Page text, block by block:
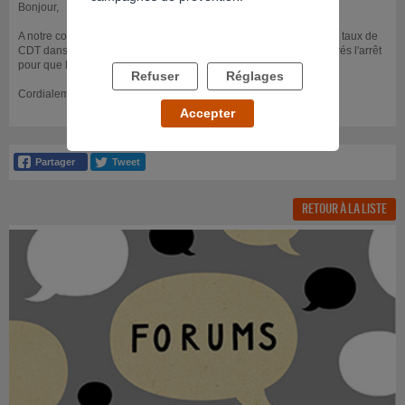
Bonjour,
A notre connaissance, seul l'arrêt de l'alcool peut faire diminuer le taux de
CDT dans le sang. Il faudrait compter deux à quatre semaines aprés l'arrêt
pour que la CDT retrouve des valeurs "normales".
Cordialement.
RETOUR À LA LISTE
Refuser Réglages
Accepter